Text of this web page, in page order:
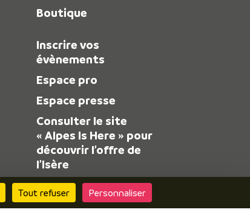
Boutique
Inscrire vos
évènements
Espace pro
Espace presse
Consulter le site
« Alpes Is Here » pour
découvrir l’offre de
l’Isère
Tout refuser Personnaliser